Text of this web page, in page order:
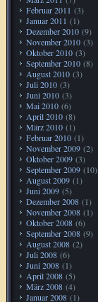
Februar 2011 (3)
Januar 2011 (1)
Dezember 2010 (9)
November 2010 (3)
Oktober 2010 (3)
September 2010 (8)
August 2010 (3)
Juli 2010 (3)
Juni 2010 (3)
Mai 2010 (6)
April 2010 (8)
März 2010 (1)
Februar 2010 (1)
November 2009 (2)
Oktober 2009 (3)
September 2009 (10)
August 2009 (1)
Juni 2009 (5)
Dezember 2008 (1)
November 2008 (1)
Oktober 2008 (6)
September 2008 (9)
August 2008 (2)
Juli 2008 (6)
Juni 2008 (1)
April 2008 (5)
März 2008 (4)
Januar 2008 (1)